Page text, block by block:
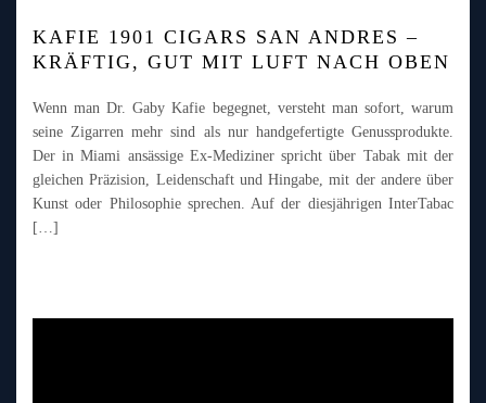
KAFIE 1901 CIGARS SAN ANDRES –
KRÄFTIG, GUT MIT LUFT NACH OBEN
Wenn man Dr. Gaby Kafie begegnet, versteht man sofort, warum
seine Zigarren mehr sind als nur handgefertigte Genussprodukte.
Der in Miami ansässige Ex-Mediziner spricht über Tabak mit der
gleichen Präzision, Leidenschaft und Hingabe, mit der andere über
Kunst oder Philosophie sprechen. Auf der diesjährigen InterTabac
[…]